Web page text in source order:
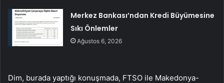
Merkez Bankası’ndan Kredi Büyümesine
Sıkı Önlemler
Ağustos 6, 2026
Dim, burada yaptığı konuşmada, FTSO ile Makedonya-